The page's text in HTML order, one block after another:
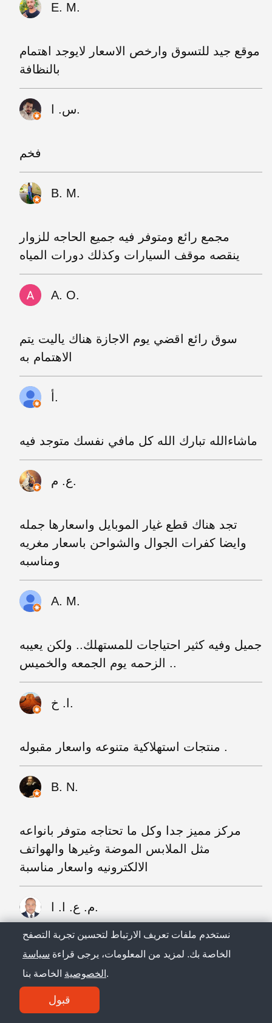
E. M.
موقع جيد للتسوق وارخص الاسعار لايوجد اهتمام
بالنظافة
س. ا.
فخم
B. M.
مجمع رائع ومتوفر فيه جميع الحاجه للزوار
ينقصه موقف السيارات وكذلك دورات المياه
A. O.
سوق رائع اقضي يوم الاجازة هناك ياليت يتم
الاهتمام به
أ.
ماشاءالله تبارك الله كل مافي نفسك متوجد فيه
ع. م.
تجد هناك قطع غيار الموبايل واسعارها جمله
وايضا كفرات الجوال والشواحن باسعار مغريه
ومناسبه
A. M.
جميل وفيه كثير احتياجات للمستهلك.. ولكن يعيبه
الزحمه يوم الجمعه والخميس ..
ا. خ.
منتجات استهلاكية متنوعه واسعار مقبوله .
B. N.
مركز مميز جدا وكل ما تحتاجه متوفر بانواعه
مثل الملابس الموضة وغيرها والهواتف
الالكترونيه واسعار مناسبة
م. ع. ا. ا.
سلع رخيصه و ممتازه و متنوعة أنصح بالتسوق
من هناك
نستخدم ملفات تعريف الارتباط لتحسين تجربة التصفح
الخاصة بك. لمزيد من المعلومات، يرجى قراءة سياسة
الخصوصية الخاصة بنا.
قبول